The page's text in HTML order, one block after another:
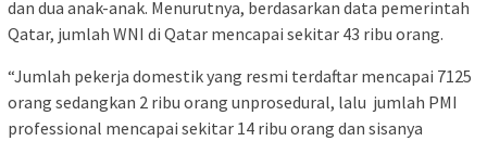
dan dua anak-anak. Menurutnya, berdasarkan data pemerintah
Qatar, jumlah WNI di Qatar mencapai sekitar 43 ribu orang.
“Jumlah pekerja domestik yang resmi terdaftar mencapai 7125
orang sedangkan 2 ribu orang unprosedural, lalu jumlah PMI
professional mencapai sekitar 14 ribu orang dan sisanya